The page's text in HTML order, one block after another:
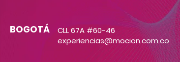
CLL 67A #60-46
experiencias@mocion.com.co
BOGOTÁ